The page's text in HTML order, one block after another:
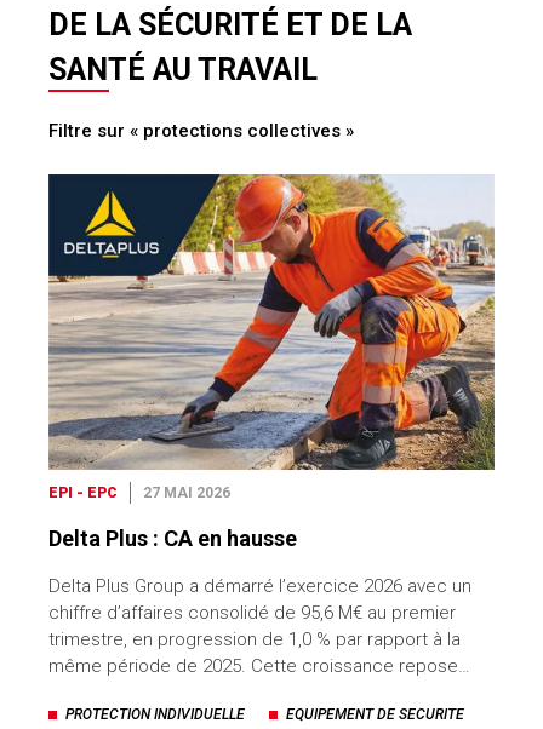
DE LA SÉCURITÉ ET DE LA
SANTÉ AU TRAVAIL
Filtre sur « protections collectives »
EPI - EPC 27 MAI 2026
Delta Plus : CA en hausse
Delta Plus Group a démarré l’exercice 2026 avec un
chiffre d’affaires consolidé de 95,6 M€ au premier
trimestre, en progression de 1,0 % par rapport à la
même période de 2025. Cette croissance repose…
PROTECTION INDIVIDUELLE EQUIPEMENT DE SECURITE